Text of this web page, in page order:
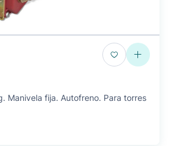
Manivela fija. Autofreno. Para torres